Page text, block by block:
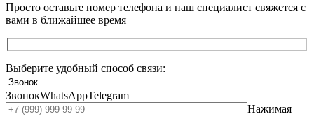
Просто оставьте номер телефона и наш специалист свяжется с
вами в ближайшее время
Выберите удобный способ связи:
ЗвонокWhatsAppTelegram
Нажимая